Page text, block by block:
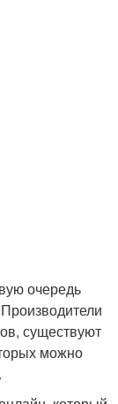
очередь
существуют
можно